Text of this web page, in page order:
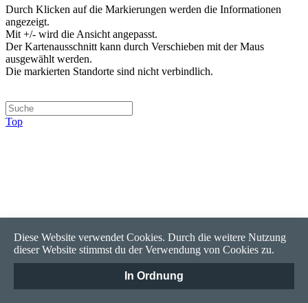
Durch Klicken auf die Markierungen werden die Informationen
angezeigt.
Mit +/- wird die Ansicht angepasst.
Der Kartenausschnitt kann durch Verschieben mit der Maus
ausgewählt werden.
Die markierten Standorte sind nicht verbindlich.
Top
Diese Website verwendet Cookies. Durch die weitere Nutzung
dieser Website stimmst du der Verwendung von Cookies zu.
In Ordnung